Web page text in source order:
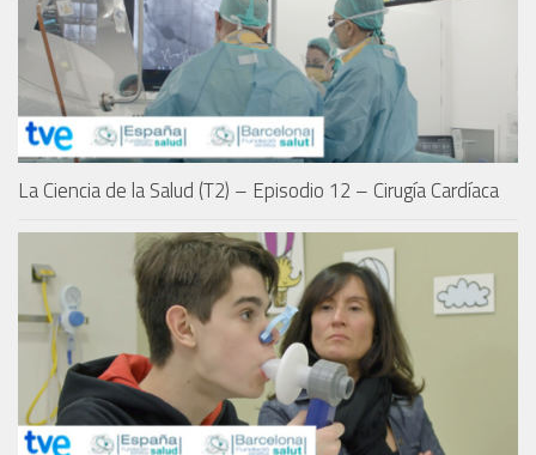
La Ciencia de la Salud (T2) – Episodio 12 – Cirugía Cardíaca